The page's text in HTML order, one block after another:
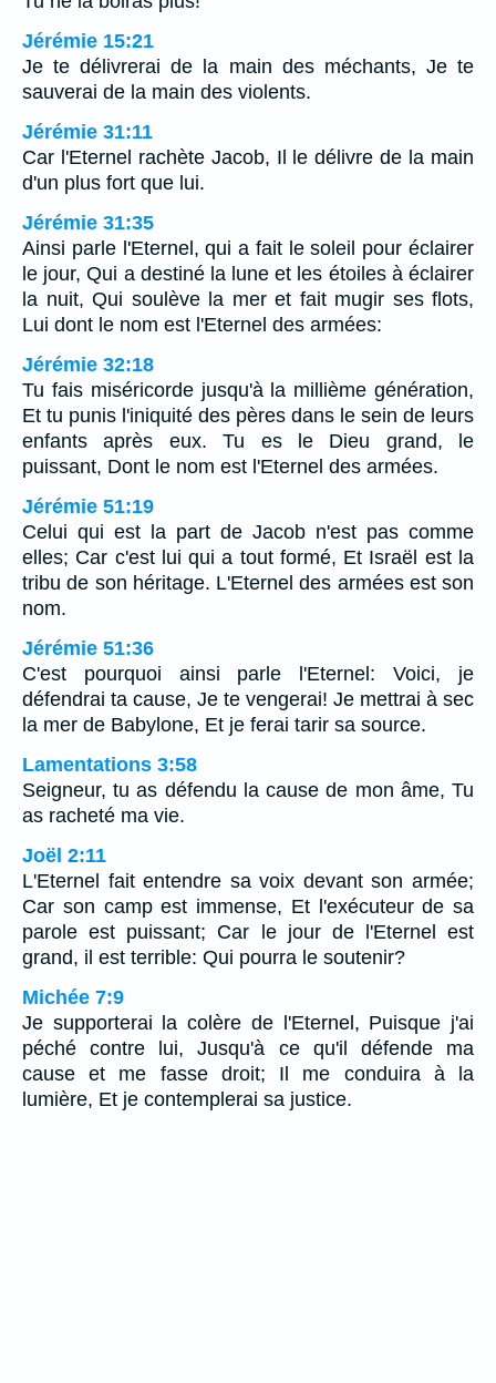
Jérémie 15:21
Je te délivrerai de la main des méchants, Je te
sauverai de la main des violents.
Jérémie 31:11
Car l'Eternel rachète Jacob, Il le délivre de la main
d'un plus fort que lui.
Jérémie 31:35
Ainsi parle l'Eternel, qui a fait le soleil pour éclairer
le jour, Qui a destiné la lune et les étoiles à éclairer
la nuit, Qui soulève la mer et fait mugir ses flots,
Lui dont le nom est l'Eternel des armées:
Jérémie 32:18
Tu fais miséricorde jusqu'à la millième génération,
Et tu punis l'iniquité des pères dans le sein de leurs
enfants après eux. Tu es le Dieu grand, le
puissant, Dont le nom est l'Eternel des armées.
Jérémie 51:19
Celui qui est la part de Jacob n'est pas comme
elles; Car c'est lui qui a tout formé, Et Israël est la
tribu de son héritage. L'Eternel des armées est son
nom.
Jérémie 51:36
C'est pourquoi ainsi parle l'Eternel: Voici, je
défendrai ta cause, Je te vengerai! Je mettrai à sec
la mer de Babylone, Et je ferai tarir sa source.
Lamentations 3:58
Seigneur, tu as défendu la cause de mon âme, Tu
as racheté ma vie.
Joël 2:11
L'Eternel fait entendre sa voix devant son armée;
Car son camp est immense, Et l'exécuteur de sa
parole est puissant; Car le jour de l'Eternel est
grand, il est terrible: Qui pourra le soutenir?
Michée 7:9
Je supporterai la colère de l'Eternel, Puisque j'ai
péché contre lui, Jusqu'à ce qu'il défende ma
cause et me fasse droit; Il me conduira à la
lumière, Et je contemplerai sa justice.